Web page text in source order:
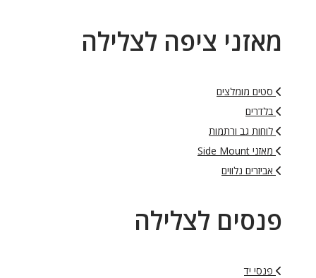
מאזני ציפה לצלילה
סטים מומלצים
בלדרים
לוחות גב ורתמות
מאזני Side Mount
אביזרים נלווים
פנסים לצלילה
פנסי יד